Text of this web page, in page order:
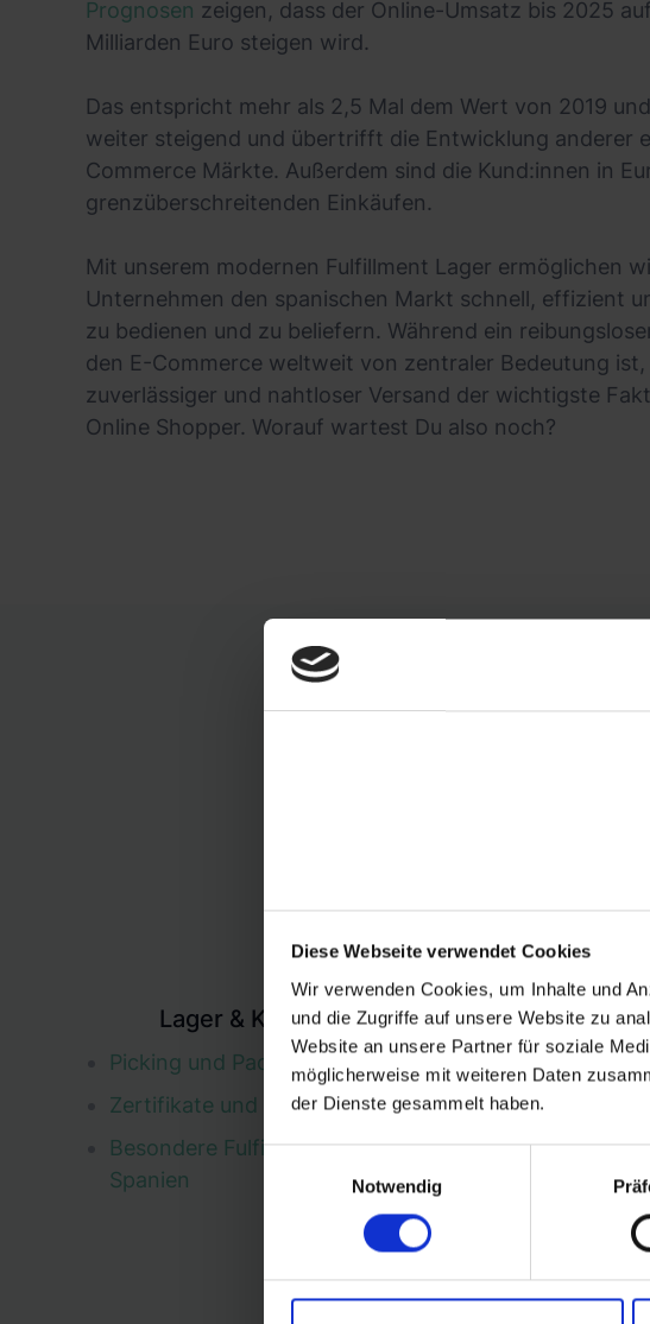
Diese Webseite verwendet Cookies
Wir verwenden Cookies, um Inhalte und
und die Zugriffe auf unsere Website zu
Website an unsere Partner für soziale
möglicherweise mit weiteren Daten
der Dienste gesammelt haben.
Einwilligungsauswahl
Notwendig
Prognosen zeigen, dass der Online-Umsatz bis 2025
Milliarden Euro steigen wird.
Das entspricht mehr als 2,5 Mal dem Wert von 2019
weiter steigend und übertrifft die Entwicklung anderer
Commerce Märkte. Außerdem sind die Kund:innen in
grenzüberschreitenden Einkäufen.
Mit unserem modernen Fulfillment Lager ermöglichen
Unternehmen den spanischen Markt schnell, effizient
zu bedienen und zu beliefern. Während ein
den E-Commerce weltweit von zentraler Bedeutung ist,
zuverlässiger und nahtloser Versand der wichtigste
Online Shopper. Worauf wartest Du also noch?
Lager & Kommissionierung
Picking und Packing
Zertifikate und Zulassungen
Besondere Fulfillment Services für
Spanien